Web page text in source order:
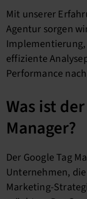
Mit unserer
Agentur sorgen
effiziente
Performance
Was ist
Manager?
Der Google Tag
Unternehmen,
Marketing-